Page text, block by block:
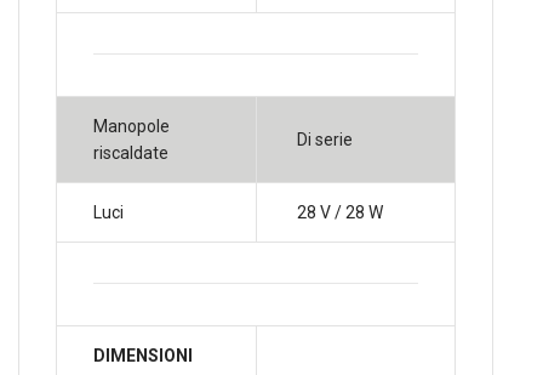
Manopole
riscaldate
Di serie
Luci 28 V / 28 W
DIMENSIONI